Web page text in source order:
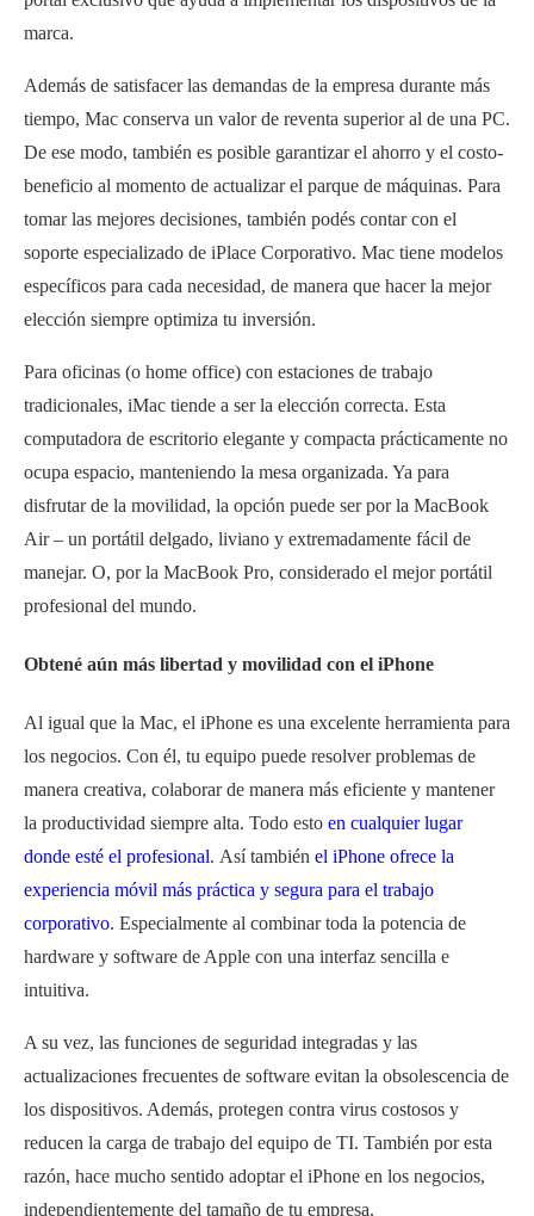
marca.
Además de satisfacer las demandas de la empresa durante más
tiempo, Mac conserva un valor de reventa superior al de una PC.
De ese modo, también es posible garantizar el ahorro y el costo-
beneficio al momento de actualizar el parque de máquinas. Para
tomar las mejores decisiones, también podés contar con el
soporte especializado de iPlace Corporativo. Mac tiene modelos
específicos para cada necesidad, de manera que hacer la mejor
elección siempre optimiza tu inversión.
Para oficinas (o home office) con estaciones de trabajo
tradicionales, iMac tiende a ser la elección correcta. Esta
computadora de escritorio elegante y compacta prácticamente no
ocupa espacio, manteniendo la mesa organizada. Ya para
disfrutar de la movilidad, la opción puede ser por la MacBook
Air – un portátil delgado, liviano y extremadamente fácil de
manejar. O, por la MacBook Pro, considerado el mejor portátil
profesional del mundo.
Obtené aún más libertad y movilidad con el iPhone
Al igual que la Mac, el iPhone es una excelente herramienta para
los negocios. Con él, tu equipo puede resolver problemas de
manera creativa, colaborar de manera más eficiente y mantener
la productividad siempre alta. Todo esto en cualquier lugar
donde esté el profesional. Así también el iPhone ofrece la
experiencia móvil más práctica y segura para el trabajo
corporativo. Especialmente al combinar toda la potencia de
hardware y software de Apple con una interfaz sencilla e
intuitiva.
A su vez, las funciones de seguridad integradas y las
actualizaciones frecuentes de software evitan la obsolescencia de
los dispositivos. Además, protegen contra virus costosos y
reducen la carga de trabajo del equipo de TI. También por esta
razón, hace mucho sentido adoptar el iPhone en los negocios,
independientemente del tamaño de tu empresa.